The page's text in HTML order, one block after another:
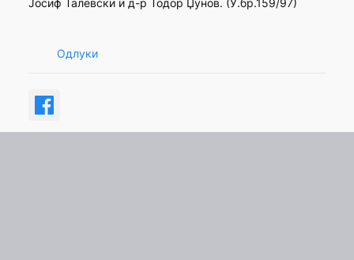
Јосиф Талевски и д-р Тодор Џунов. (У.бр.159/97)
Одлуки